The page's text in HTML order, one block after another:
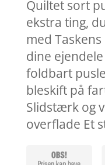
Quiltet sort
ekstra ting,
med
dine
foldbart
bleskift på
Slidstærk og
overflade Et